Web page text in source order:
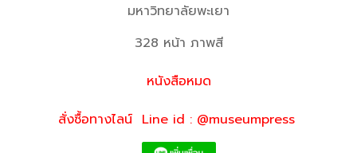
มหาวิทยาลัยพะเยา
328 หน้า ภาพสี
หนังสือหมด
สั่งซื้อทางไลน์ Line id : @museumpress